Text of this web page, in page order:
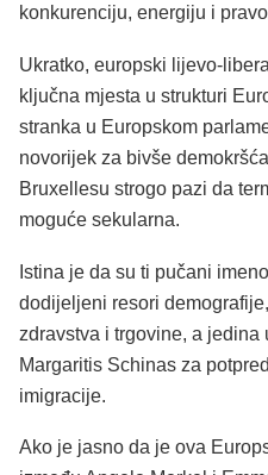
konkurenciju, energiju i
Ukratko, europski lijevo-
ključna mjesta u strukturi
stranka u Europskom
novorijek za bivše
Bruxellesu strogo pazi da
moguće sekularna.
Istina je da su ti pučani
dodijeljeni resori
zdravstva i trgovine, a
Margaritis Schinas za
imigracije.
Ako je jasno da je ova